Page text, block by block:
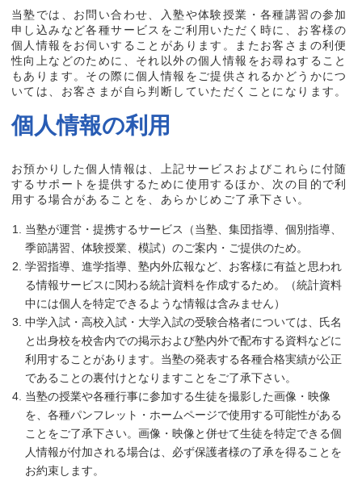
当塾では、お問い合わせ、入塾や体験授業・各種講習の参加
申し込みなど各種サービスをご利用いただく時に、お客様の
個人情報をお伺いすることがあります。またお客さまの利便
性向上などのために、それ以外の個人情報をお尋ねすること
もあります。その際に個人情報をご提供されるかどうかにつ
いては、お客さまが自ら判断していただくことになります。
個人情報の利用
お預かりした個人情報は、上記サービスおよびこれらに付随
するサポートを提供するために使用するほか、次の目的で利
用する場合があることを、あらかじめご了承下さい。
当塾が運営・提携するサービス（当塾、集団指導、個別指導、
季節講習、体験授業、模試）のご案内・ご提供のため。
学習指導、進学指導、塾内外広報など、お客様に有益と思われ
る情報サービスに関わる統計資料を作成するため。（統計資料
中には個人を特定できるような情報は含みません）
中学入試・高校入試・大学入試の受験合格者については、氏名
と出身校を校舎内での掲示および塾内外で配布する資料などに
利用することがあります。当塾の発表する各種合格実績が公正
であることの裏付けとなりますことをご了承下さい。
当塾の授業や各種行事に参加する生徒を撮影した画像・映像
を、各種パンフレット・ホームページで使用する可能性がある
ことをご了承下さい。画像・映像と併せて生徒を特定できる個
人情報が付加される場合は、必ず保護者様の了承を得ることを
お約束します。